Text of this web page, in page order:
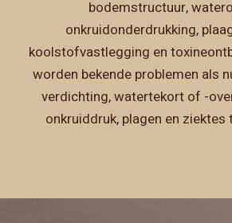
bodemstructuur,
onkruidonderdrukking,
koolstofvastlegging en
worden bekende problemen als
verdichting, watertekort of -
onkruiddruk, plagen en ziektes